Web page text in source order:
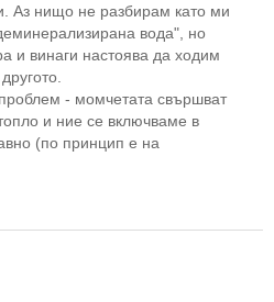
Аз нищо не разбирам като ми
вода", но
и винаги настоява да ходим
- момчетата свършват
и ние се включваме в
(по принцип е на